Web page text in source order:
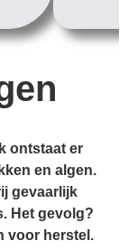
ontstaat er
en algen.
gevaarlijk
Het gevolg?
voor herstel.